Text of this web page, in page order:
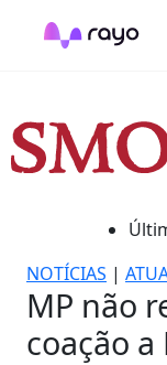
NOTÍCIAS |
MP não
coação